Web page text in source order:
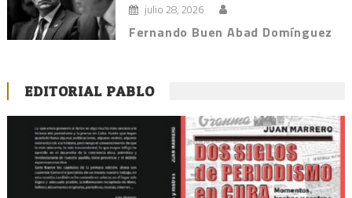
julio 28, 2026
Fernando Buen Abad Domínguez
EDITORIAL PABLO